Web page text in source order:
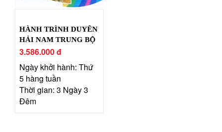
HÀNH TRÌNH DUYÊN
HẢI NAM TRUNG BỘ
3.586.000 đ
Ngày khởi hành: Thứ
5 hàng tuần
Thời gian: 3 Ngày 3
Đêm